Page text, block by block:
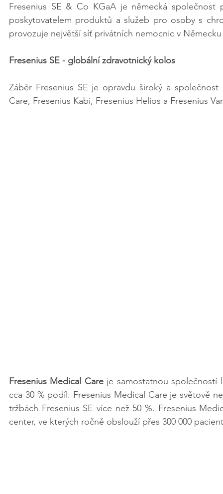
Fresenius SE & Co KGaA je německá
poskytovatelem produktů a služeb pro osoby s
provozuje největší síť privátních nemocnic v
Fresenius SE - globální zdravotnický kolos
Záběr Fresenius SE je opravdu široký a
Care, Fresenius Kabi, Fresenius Helios a Fresenius
Fresenius Medical Care je samostatnou společností
cca 30 % podíl. Fresenius Medical Care je světově
tržbách Fresenius SE více než 50 %. Fresenius
center, ve kterých ročně obslouží přes 300 000